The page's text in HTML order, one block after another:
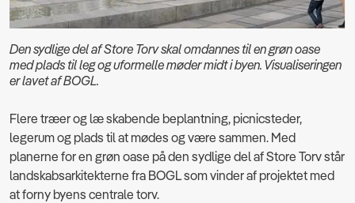
Den sydlige del af Store Torv skal omdannes til en grøn oase
med plads til leg og uformelle møder midt i byen. Visualiseringen
er lavet af BOGL.
Flere træer og læ skabende beplantning, picnicsteder,
legerum og plads til at mødes og være sammen. Med
planerne for en grøn oase på den sydlige del af Store Torv står
landskabsarkitekterne fra BOGL som vinder af projektet med
at forny byens centrale torv.